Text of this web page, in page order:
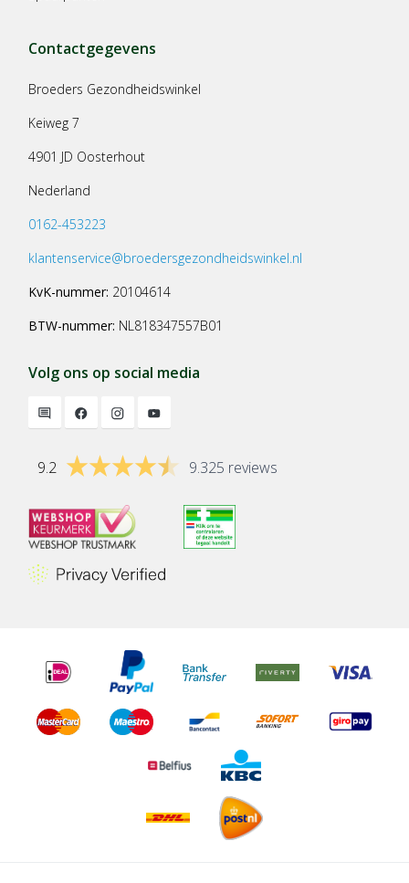
Contactgegevens
Broeders Gezondheidswinkel
Keiweg 7
4901 JD Oosterhout
Nederland
0162-453223
klantenservice@broedersgezondheidswinkel.nl
KvK-nummer: 20104614
BTW-nummer: NL818347557B01
Volg ons op social media
9.2 9.325 reviews